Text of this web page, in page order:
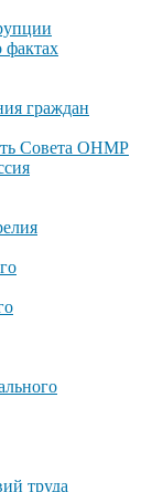
фактах
граждан
Совета ОНМР
труда